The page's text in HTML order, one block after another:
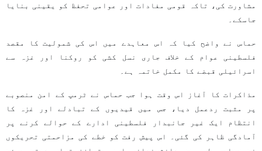
مشاورت کی، تاکہ قومی مفادات اور عوامی تحفظ کو یقینی بنایا
جاسکے۔
حماس نے واضح کیا کہ اس معاہدے میں اس کی شمولیت کا مقصد
فلسطینی عوام کے خلاف جاری نسل کشی کو روکنا اور غزہ سے
اسرائیلی قبضے کا مکمل خاتمہ ہے۔
مذاکرات کا آغاز اس وقت ہوا جب حماس نے ٹرمپ کے امن منصوبے
پر مثبت ردعمل دیا، جس میں قیدیوں کے تبادلے اور غزہ کا
انتظام ایک غیر جانبدار فلسطینی ادارے کے حوالے کرنے پر
آمادگی ظاہر کی گئی۔ اس پیش رفت کو خطے کی مزاحمتی تحریکوں